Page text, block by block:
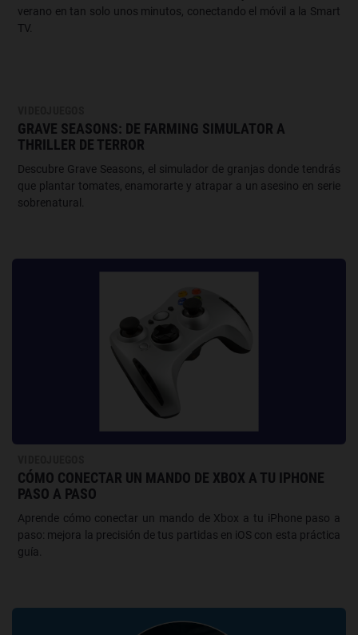
verano en tan solo unos minutos, conectando el móvil a la Smart
TV.
GRAVE SEASONS: DE FARMING SIMULATOR A
THRILLER DE TERROR
Descubre Grave Seasons, el simulador de granjas donde tendrás
que plantar tomates, enamorarte y atrapar a un asesino en serie
sobrenatural.
CÓMO CONECTAR UN MANDO DE XBOX A TU IPHONE
PASO A PASO
Aprende cómo conectar un mando de Xbox a tu iPhone paso a
paso: mejora la precisión de tus partidas en iOS con esta práctica
guía.